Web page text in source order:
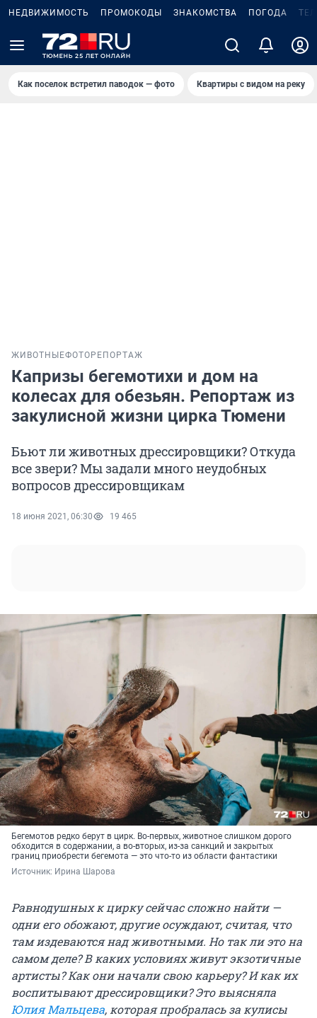
НЕДВИЖИМОСТЬ ПРОМОКОДЫ ЗНАКОМСТВА ПОГОДА
Как поселок встретил паводок — фото Квартиры с видом на реку
ЖИВОТНЫЕФОТОРЕПОРТАЖ
Капризы бегемотихи и дом на
колесах для обезьян. Репортаж из
закулисной жизни цирка Тюмени
Бьют ли животных дрессировщики? Откуда
все звери? Мы задали много неудобных
вопросов дрессировщикам
18 июня 2021, 06:30 19 465
Бегемотов редко берут в цирк. Во-первых, животное слишком дорого
обходится в содержании, а во-вторых, из-за санкций и закрытых
границ приобрести бегемота — это что-то из области фантастики
Источник: Ирина Шарова
Равнодушных к цирку сейчас сложно найти —
одни его обожают, другие осуждают, считая, что
там издеваются над животными. Но так ли это на
самом деле? В каких условиях живут экзотичные
артисты? Как они начали свою карьеру? И как их
воспитывают дрессировщики? Это выясняла
Юлия Мальцева, которая пробралась за кулисы